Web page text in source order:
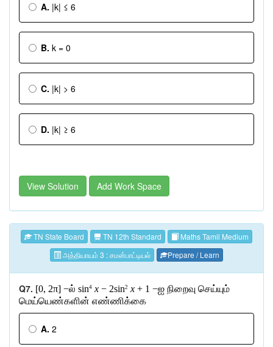
A. |k| ≤ 6
B. k = 0
C. |k| > 6
D. |k| ≥ 6
View Solution Add Work Space
TN State Board TN 12th Standard
Maths Tamil Medium
அத்தியாயம் 3 : சமன்பாட்டியல்
Prepare / Learn
Q7. [0, 2π] −ல் sin4 x − 2sin2 x + 1 −ஐ நிறைவு செய்யும்
மெய்யெண்களின் எண்ணிக்கை
A. 2